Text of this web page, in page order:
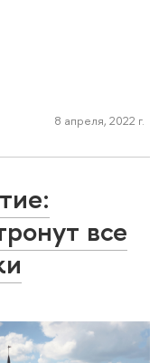
8 апреля, 2022 г.
все